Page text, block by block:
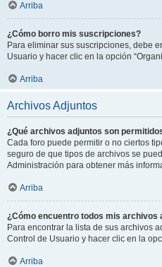
Arriba
¿Cómo borro mis suscripciones?
Para eliminar sus suscripciones, debe
Usuario y hacer clic en la opción
Arriba
Archivos Adjuntos
¿Qué archivos adjuntos son
Cada foro puede permitir o no ciertos
seguro de que tipos de archivos se
Administración para obtener más
Arriba
¿Cómo encuentro todos mis archivos
Para encontrar la lista de sus archivos
Control de Usuario y hacer clic en la
Arriba